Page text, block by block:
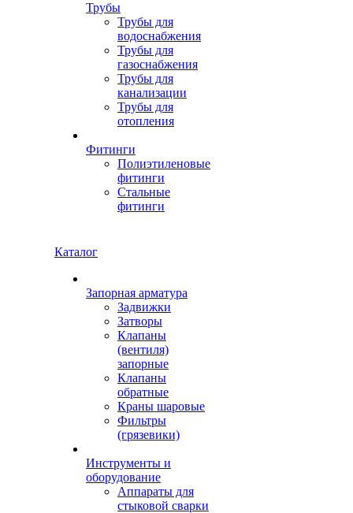
Трубы
Трубы для
водоснабжения
Трубы для
газоснабжения
Трубы для
канализации
Трубы для
отопления
Фитинги
Полиэтиленовые
фитинги
Стальные
фитинги
Каталог
Запорная арматура
Задвижки
Затворы
Клапаны
(вентиля)
запорные
Клапаны
обратные
Краны шаровые
Фильтры
(грязевики)
Инструменты и
оборудование
Аппараты для
стыковой сварки